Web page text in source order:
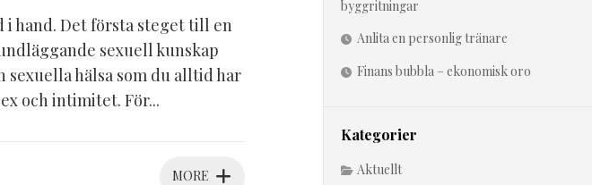
i hand. Det första steget till en
sexuell kunskap
sexuella hälsa som du alltid har
och intimitet. För...
MORE
byggritningar
Anlita en personlig tränare
Finans bubbla – ekonomisk oro
Kategorier
Aktuellt